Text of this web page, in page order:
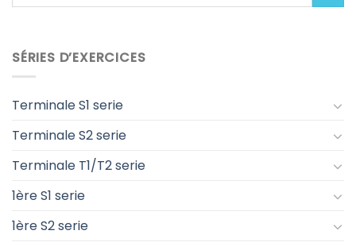
SÉRIES D’EXERCICES
Terminale S1 serie
Terminale S2 serie
Terminale T1/T2 serie
1ère S1 serie
1ère S2 serie